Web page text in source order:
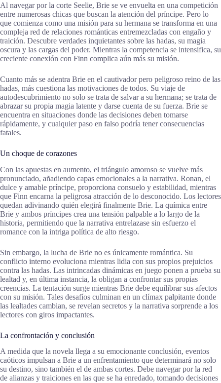
Al navegar por la corte Seelie, Brie se ve envuelta en una competición
entre numerosas chicas que buscan la atención del príncipe. Pero lo
que comienza como una misión para su hermana se transforma en una
compleja red de relaciones románticas entremezcladas con engaño y
traición. Descubre verdades inquietantes sobre las hadas, su magia
oscura y las cargas del poder. Mientras la competencia se intensifica, su
creciente conexión con Finn complica aún más su misión.
Cuanto más se adentra Brie en el cautivador pero peligroso reino de las
hadas, más cuestiona las motivaciones de todos. Su viaje de
autodescubrimiento no solo se trata de salvar a su hermana; se trata de
abrazar su propia magia latente y darse cuenta de su fuerza. Brie se
encuentra en situaciones donde las decisiones deben tomarse
rápidamente, y cualquier paso en falso podría tener consecuencias
fatales.
Un choque de corazones
Con las apuestas en aumento, el triángulo amoroso se vuelve más
pronunciado, añadiendo capas emocionales a la narrativa. Ronan, el
dulce y amable príncipe, proporciona consuelo y estabilidad, mientras
que Finn encarna la peligrosa atracción de lo desconocido. Los lectores
quedan adivinando quién elegirá finalmente Brie. La química entre
Brie y ambos príncipes crea una tensión palpable a lo largo de la
historia, permitiendo que la narrativa entrelazase sin esfuerzo el
romance con la intriga política de alto riesgo.
Sin embargo, la lucha de Brie no es únicamente romántica. Su
conflicto interno evoluciona mientras lidia con sus propios prejuicios
contra las hadas. Las intrincadas dinámicas en juego ponen a prueba su
lealtad y, en última instancia, la obligan a confrontar sus propias
creencias. La tentación surge mientras Brie debe equilibrar sus afectos
con su misión. Tales desafíos culminan en un clímax palpitante donde
las lealtades cambian, se revelan secretos y la narrativa sorprende a los
lectores con giros impactantes.
La confrontación y conclusión
A medida que la novela llega a su emocionante conclusión, eventos
caóticos impulsan a Brie a un enfrentamiento que determinará no solo
su destino, sino también el de ambas cortes. Debe navegar por la red
de alianzas y traiciones en las que se ha enredado, tomando decisiones